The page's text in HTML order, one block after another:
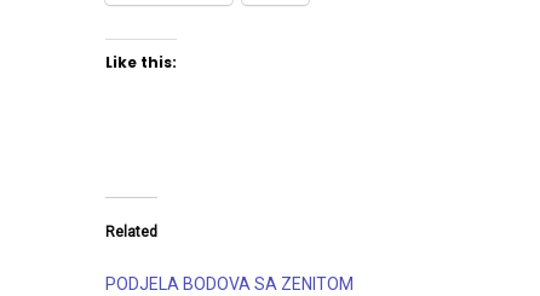
Like this:
Related
PODJELA BODOVA SA ZENITOM